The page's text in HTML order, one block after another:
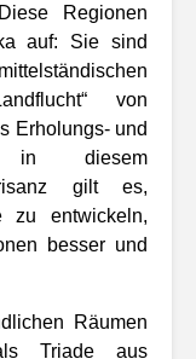
Regionen
auf: Sie sind
von
Erholungs- und
in diesem
gilt es,
zu entwickeln,
besser und
Räumen
Triade aus